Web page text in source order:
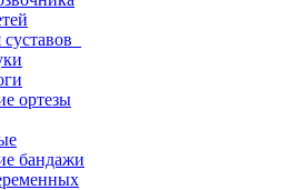
ортезы
бандажи